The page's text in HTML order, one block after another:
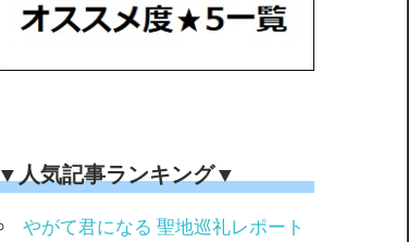
▼人気記事ランキング▼
やがて君になる 聖地巡礼レポート